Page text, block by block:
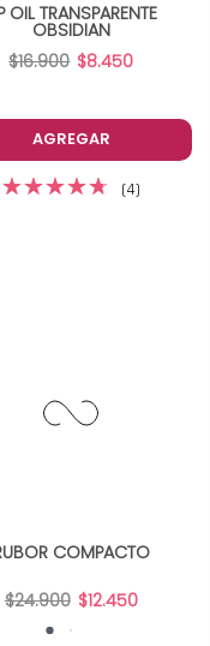
OIL TRANSPARENTE
OBSIDIAN
$16.900 $8.450
AGREGAR
(4)
COMPACTO
$24.900 $12.450